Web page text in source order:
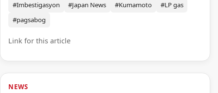
#Imbestigasyon #Japan News #Kumamoto
#LP gas
#pagsabog
Link for this article
NEWS